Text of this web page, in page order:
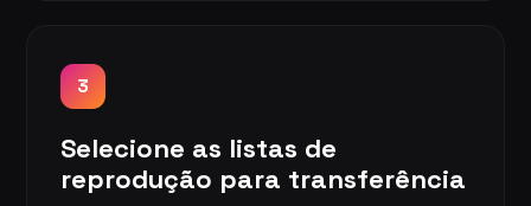
3
Selecione as listas de
reprodução para transferência